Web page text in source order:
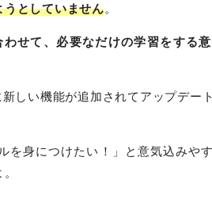
としていません。
わせて、必要なだけの学習をする
しい機能が追加されてアップデー
身につけたい！」と意気込みやす